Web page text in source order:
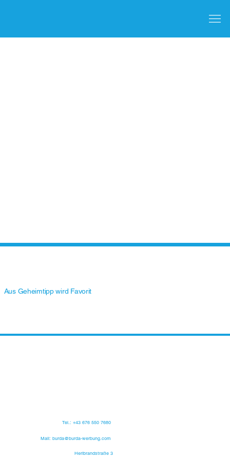
Aus Geheimtipp wird Favorit
Heribrandstraße 3
Mail: burda@burda-werbung.com
Tel.: +43 676 550 7680